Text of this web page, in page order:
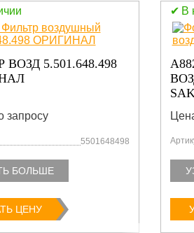
5.501.648.498
запросу
5501648498
БОЛЬШЕ
ЦЕНУ
В